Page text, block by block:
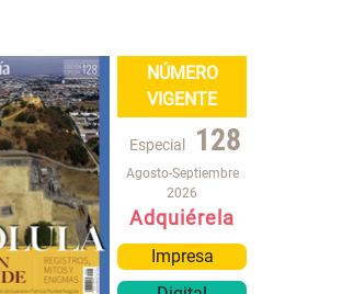
NÚMERO
VIGENTE
Especial 128
Agosto-Septiembre
2026
Adquiérela
Impresa